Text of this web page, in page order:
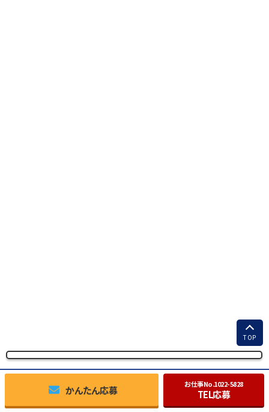
お仕事No.1022-5828
TEL応募
かんたん応募
TOP